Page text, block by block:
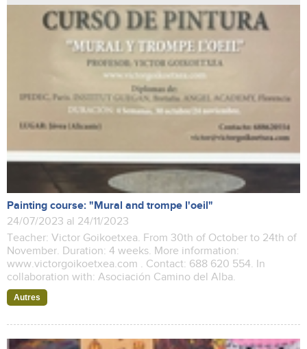
Painting course: "Mural and trompe l'oeil"
24/07/2023 al 24/11/2023
Teacher: Victor Goikoetxea. From 30th of October to 24th of
November. Duration: 4 weeks. More information:
www.victorgoikoetxea.com . Contact: 688 620 554. In
collaboration with: Asociación Camino del Alba.
Autres